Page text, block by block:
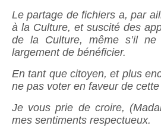
Le partage de fichiers a, par
à la Culture, et suscité des
de la Culture, même s’il ne
largement de bénéficier.
En tant que citoyen, et plus
ne pas voter en faveur de cette
Je vous prie de croire,
mes sentiments respectueux.